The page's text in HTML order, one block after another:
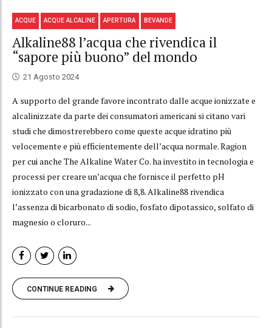
ACQUE ACQUE ALCALINE APERTURA BEVANDE
Alkaline88 l’acqua che rivendica il
“sapore più buono” del mondo
21 Agosto 2024
A supporto del grande favore incontrato dalle acque ionizzate e
alcalinizzate da parte dei consumatori americani si citano vari
studi che dimostrerebbero come queste acque idratino più
velocemente e più efficientemente dell’acqua normale. Ragion
per cui anche The Alkaline Water Co. ha investito in tecnologia e
processi per creare un’acqua che fornisce il perfetto pH
ionizzato con una gradazione di 8,8. Alkaline88 rivendica
l’assenza di bicarbonato di sodio, fosfato dipotassico, solfato di
magnesio o cloruro...
CONTINUE READING